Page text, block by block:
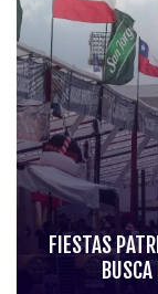
FIESTAS